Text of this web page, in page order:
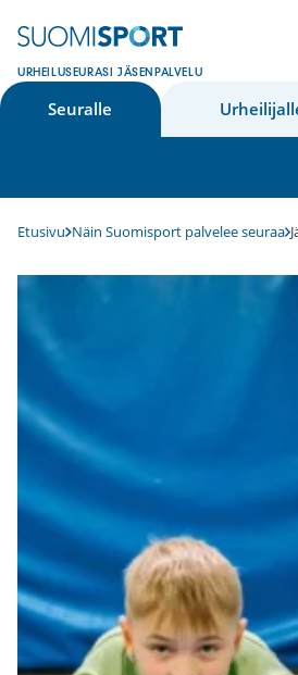
sisältöön
URHEILUSEURASI JÄSENPALVELU
Seuralle
Etusivu Näin Suomisport palvelee seuraa